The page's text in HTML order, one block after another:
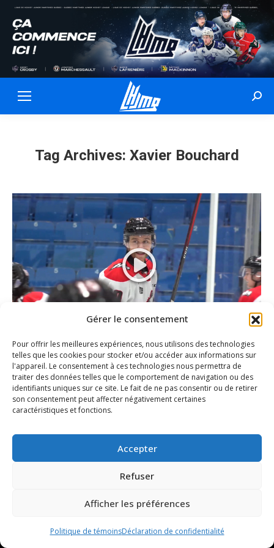
Gérer le consentement
Pour offrir les meilleures expériences, nous utilisons des technologies
telles que les cookies pour stocker et/ou accéder aux informations sur
l'appareil. Le consentement à ces technologies nous permettra de
traiter des données telles que le comportement de navigation ou des
identifiants uniques sur ce site. Le fait de ne pas consentir ou de retirer
son consentement peut affecter négativement certaines
caractéristiques et fonctions.
Accepter
Refuser
Afficher les préférences
Politique de témoinsDéclaration de confidentialité
Tag Archives: Xavier Bouchard
Environnements Protégés | Xavier
Bouchard sous écoute
Vidéo ParDavid Brien 4 février 2021